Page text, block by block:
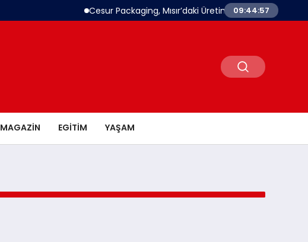
Cesur Packaging, Mısır’daki Üretim Üssünü Büyütüyor
09:44:57
MAGAZIN EGITIM YAŞAM